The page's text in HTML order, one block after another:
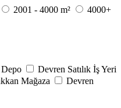
2001 - 4000 m²
4000+
Depo
Devren Satılık İş Yeri
Mağaza
Devren